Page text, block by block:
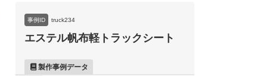
事例ID truck234
エステル帆布軽トラックシート
製作事例データ